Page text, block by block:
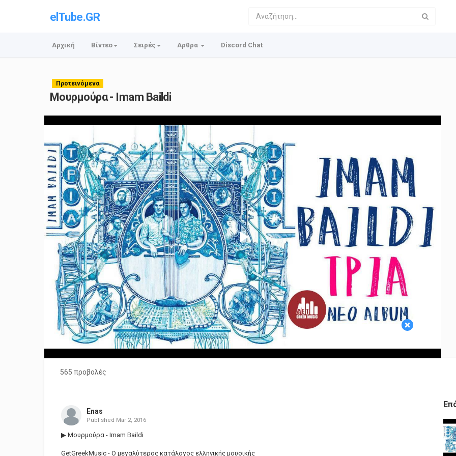
elTube.GR
Αρχική Βίντεο Σειρές Αρθρα Discord Chat
Προτεινόμενα
Μουρμούρα - Imam Baildi
×
Play
Video
565 προβολές
Enas
Published Mar 2, 2016
▶ Μουρμούρα - Imam Baildi
GetGreekMusic - Ο μεγαλύτερος κατάλογος ελληνικής μουσικής